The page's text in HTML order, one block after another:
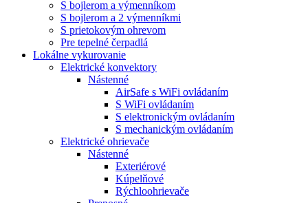
S bojlerom a výmenníkom
S bojlerom a 2 výmenníkmi
S prietokovým ohrevom
Pre tepelné čerpadlá
Lokálne vykurovanie
Elektrické konvektory
Nástenné
AirSafe s WiFi ovládaním
S WiFi ovládaním
S elektronickým ovládaním
S mechanickým ovládaním
Elektrické ohrievače
Nástenné
Exteriérové
Kúpelňové
Rýchloohrievače